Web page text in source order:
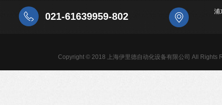
021-61639959-802 浦
Copyright © 2018 上海伊里德自动化设备有限公司 All Rights